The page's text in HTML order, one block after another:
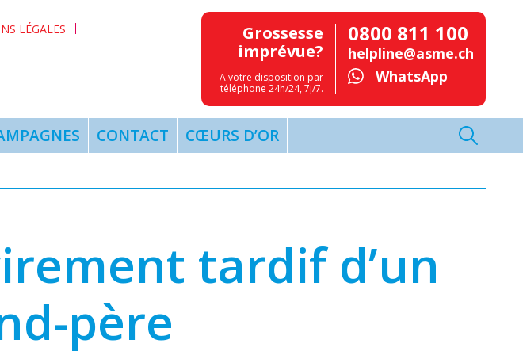
LÉGALES
Grossesse
imprévue?
A votre disposition par
téléphone 24h/24, 7j/7.
0800 811 100
helpline@asme.ch
WhatsApp
CONTACT CŒURS D’OR
tardif d’un
père